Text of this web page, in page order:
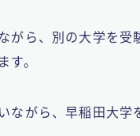
がら、別の大学を
す。
ながら、早稲田大学